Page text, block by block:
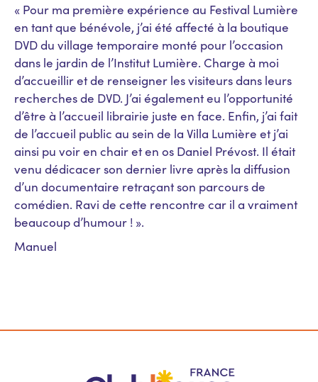
« Pour ma première expérience au Festival Lumière
en tant que bénévole, j’ai été affecté à la boutique
DVD du village temporaire monté pour l’occasion
dans le jardin de l’Institut Lumière. Charge à moi
d’accueillir et de renseigner les visiteurs dans leurs
recherches de DVD. J’ai également eu l’opportunité
d’être à l’accueil librairie juste en face. Enfin, j’ai fait
de l’accueil public au sein de la Villa Lumière et j’ai
ainsi pu voir en chair et en os Daniel Prévost. Il était
venu dédicacer son dernier livre après la diffusion
d’un documentaire retraçant son parcours de
comédien. Ravi de cette rencontre car il a vraiment
beaucoup d’humour ! ».
Manuel